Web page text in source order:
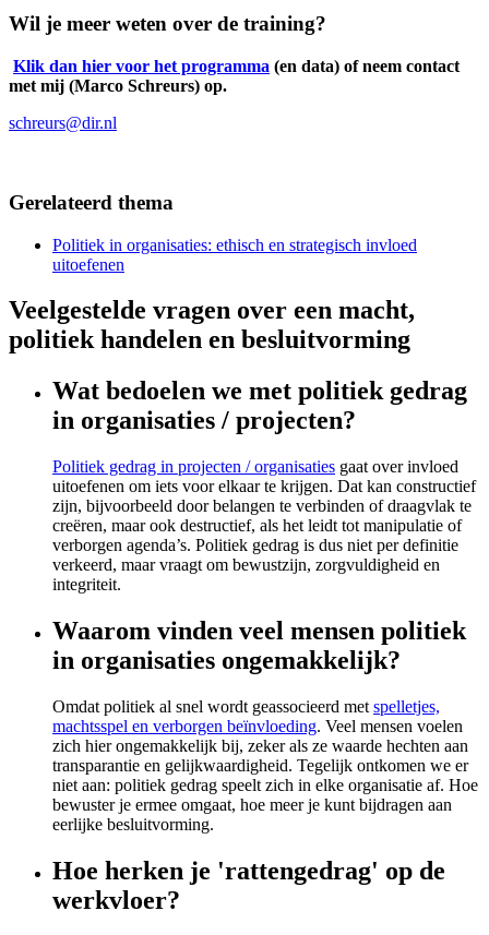
Wil je meer weten over de training?
Klik dan hier voor het programma (en data) of neem contact
met mij (Marco Schreurs) op.
schreurs@dir.nl
Gerelateerd thema
Politiek in organisaties: ethisch en strategisch invloed
uitoefenen
Veelgestelde vragen over een macht,
politiek handelen en besluitvorming
Wat bedoelen we met politiek gedrag
in organisaties / projecten?
Politiek gedrag in projecten / organisaties gaat over invloed
uitoefenen om iets voor elkaar te krijgen. Dat kan constructief
zijn, bijvoorbeeld door belangen te verbinden of draagvlak te
creëren, maar ook destructief, als het leidt tot manipulatie of
verborgen agenda’s. Politiek gedrag is dus niet per definitie
verkeerd, maar vraagt om bewustzijn, zorgvuldigheid en
integriteit.
Waarom vinden veel mensen politiek
in organisaties ongemakkelijk?
Omdat politiek al snel wordt geassocieerd met spelletjes,
machtsspel en verborgen beïnvloeding. Veel mensen voelen
zich hier ongemakkelijk bij, zeker als ze waarde hechten aan
transparantie en gelijkwaardigheid. Tegelijk ontkomen we er
niet aan: politiek gedrag speelt zich in elke organisatie af. Hoe
bewuster je ermee omgaat, hoe meer je kunt bijdragen aan
eerlijke besluitvorming.
Hoe herken je 'rattengedrag' op de
werkvloer?